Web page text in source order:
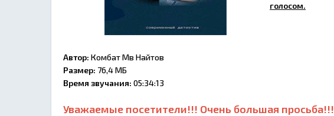
голосом.
Автор: Комбат Мв Найтов
Размер: 76,4 МБ
Время звучания: 05:34:13
Уважаемые посетители!!! Очень большая просьба!!!